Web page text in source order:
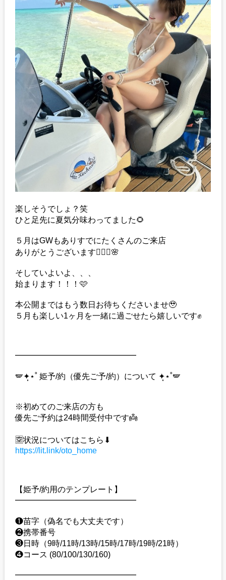
楽しそうでしょ？笑
ひと足先に夏気分味わってました🌻
５月はGWもありすでにたくさんのご来店
ありがとうございます👱🏼‍♀️🌸
そしていよいよ、、、
始まります！！！🩷
本公開まではもう数日お待ちくださいませ🥹
５月も楽しい1ヶ月を一緒に過ごせたら嬉しいです✊
━━━━━━━━━━━━━━━
🪽✦̣̩⋆˚ 姫予/約（優先ご予/約）について ✦̣̩⋆˚🪽
※初めてのご来店の方も
優先ご予約は24時間受付中です👼
🈳状況についてはこちら⬇︎
https://lit.link/oto_home
【姫予/約用のテンプレート】
━━━━━━━━━━━━━━━
❶苗字（偽名でも大丈夫です）
❷携帯番号
❸日時（9時/11時/13時/15時/17時/19時/21時）
❹コース (80/100/130/160)
━━━━━━━━━━━━━━━